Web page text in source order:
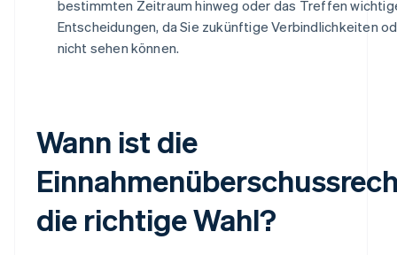
bestimmten Zeitraum hinweg oder das Treffen
Entscheidungen, da Sie zukünftige Verbindlichkeiten
nicht sehen können.
Wann ist die
die richtige Wahl?